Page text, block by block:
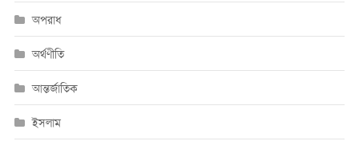
অপরাধ
অর্থণীতি
আন্তর্জাতিক
ইসলাম